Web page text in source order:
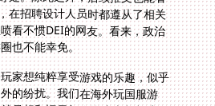
也不能幸免。
家想纯粹享受游戏的乐趣，似乎
的纷扰。我们在海外玩国服游
是想和旧日好友说中文打打本，
化氛围，逃离现实中的一些喧嚣
器，就像一位沉默的伙伴，它不
使命就是帮你抹平地理的隔阂，
始、最直接的快乐——流畅游戏